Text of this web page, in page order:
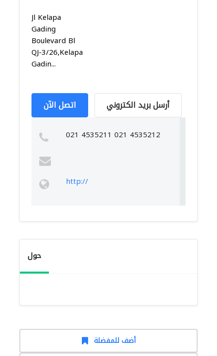
Jl Kelapa
Gading
Boulevard Bl
QJ-3/26,Kelapa
Gadin...
اتصل الآن أرسل بريد الكتروني
021 4535211 021 4535212
http://
حول
أضف للمفضلة